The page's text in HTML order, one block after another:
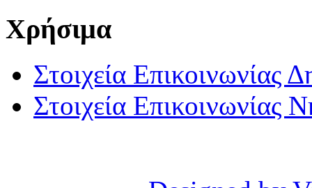
Χρήσιμα
Στοιχεία Επικοινωνίας
Στοιχεία Επικοινωνίας